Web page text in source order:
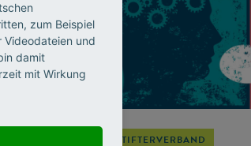
©
STIFTERVERBAND
zum Beispiel
Videodateien und
damit
mit Wirkung